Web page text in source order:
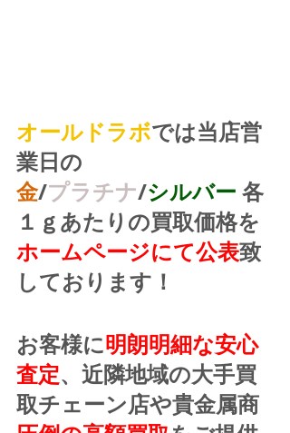
オールドラボでは当店営
業日の
金/プラチナ/シルバー 各
１ｇあたりの買取価格を
ホームページにて公表致
しております！
お客様に明朗明細な安心
査定、近隣地域の大手買
取チェーン店や貴金属商